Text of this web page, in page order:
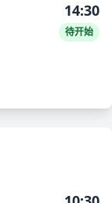
14:30
待开始